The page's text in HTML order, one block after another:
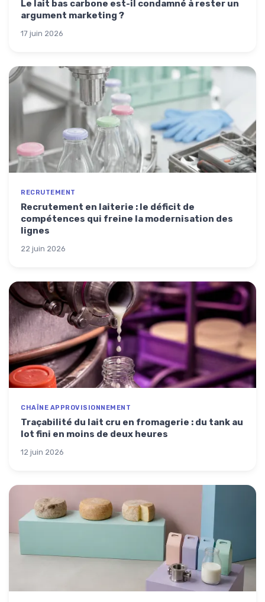
Le lait bas carbone est-il condamné à rester un
argument marketing ?
17 juin 2026
RECRUTEMENT
Recrutement en laiterie : le déficit de
compétences qui freine la modernisation des
lignes
22 juin 2026
CHAÎNE APPROVISIONNEMENT
Traçabilité du lait cru en fromagerie : du tank au
lot fini en moins de deux heures
12 juin 2026